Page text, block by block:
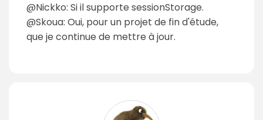
@Nickko: Si il supporte sessionStorage.
@Skoua: Oui, pour un projet de fin d'étude,
que je continue de mettre à jour.